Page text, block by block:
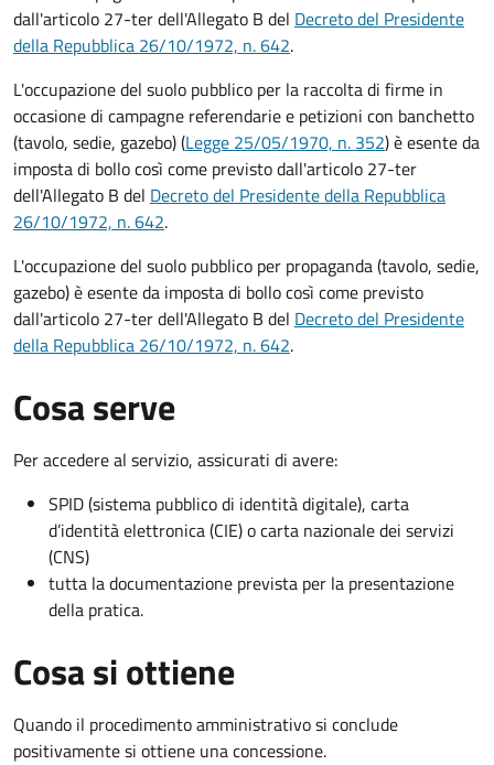
dall'articolo 27-ter dell'Allegato B del Decreto del Presidente
della Repubblica 26/10/1972, n. 642.
L'occupazione del suolo pubblico per la raccolta di firme in
occasione di campagne referendarie e petizioni con banchetto
(tavolo, sedie, gazebo) (Legge 25/05/1970, n. 352) è esente da
imposta di bollo così come previsto dall'articolo 27-ter
dell'Allegato B del Decreto del Presidente della Repubblica
26/10/1972, n. 642.
L'occupazione del suolo pubblico per propaganda (tavolo, sedie,
gazebo) è esente da imposta di bollo così come previsto
dall'articolo 27-ter dell'Allegato B del Decreto del Presidente
della Repubblica 26/10/1972, n. 642.
Cosa serve
Per accedere al servizio, assicurati di avere:
SPID (sistema pubblico di identità digitale), carta
d’identità elettronica (CIE) o carta nazionale dei servizi
(CNS)
tutta la documentazione prevista per la presentazione
della pratica.
Cosa si ottiene
Quando il procedimento amministrativo si conclude
positivamente si ottiene una concessione.